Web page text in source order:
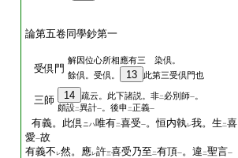
論第五卷同學鈔第一
受倶門
解因位心所相應有三 染倶。
餘倶。受倶。
13 此第三受倶門也
三師 14 疏云。此下諸説。非二 必別師一 。
頗設二異計一 。後申 二正義一
有義。此倶ニハ唯有二喜受一。恒内執レ我。生 二喜
愛一故
有義不 レ然。應レ許三喜受乃至 二有頂一。違 二聖言一